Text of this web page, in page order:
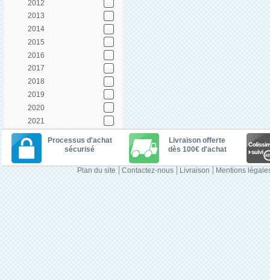
2012
2013
2014
2015
2016
2017
2018
2019
2020
2021
Processus d'achat
sécurisé
Livraison offerte
dès 100€ d'achat
Plan du site Contactez-nous Livraison Mentions